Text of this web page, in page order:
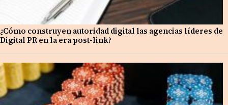
¿Cómo construyen autoridad digital las agencias líderes de
Digital PR en la era post-link?